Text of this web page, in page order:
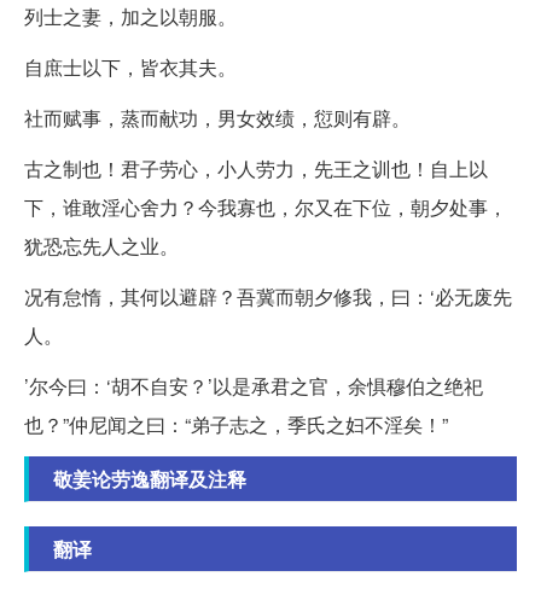
列士之妻，加之以朝服。
自庶士以下，皆衣其夫。
社而赋事，蒸而献功，男女效绩，愆则有辟。
古之制也！君子劳心，小人劳力，先王之训也！自上以
下，谁敢淫心舍力？今我寡也，尔又在下位，朝夕处事，
犹恐忘先人之业。
况有怠惰，其何以避辟？吾冀而朝夕修我，曰：‘必无废先
人。
’尔今曰：‘胡不自安？’以是承君之官，余惧穆伯之绝祀
也？”仲尼闻之曰：“弟子志之，季氏之妇不淫矣！”
敬姜论劳逸翻译及注释
翻译